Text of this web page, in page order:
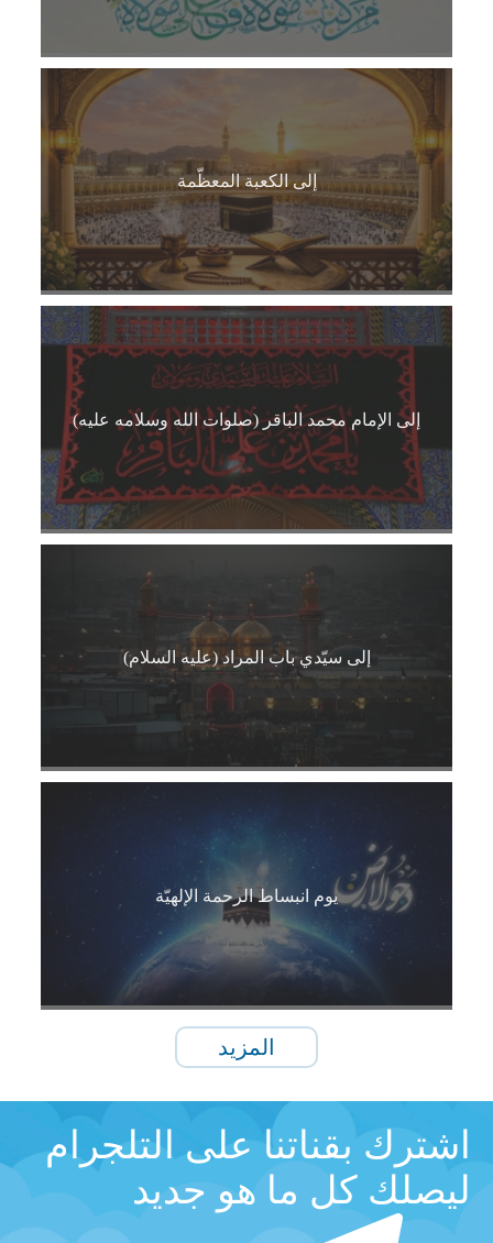
إلى الكعبة المعظّمة
إلى الإمام محمد الباقر (صلوات الله وسلامه عليه)
إلى سيّدي باب المراد (عليه السلام)
يوم انبساط الرحمة الإلهيّة
المزيد
اشترك بقناتنا على التلجرام
ليصلك كل ما هو جديد